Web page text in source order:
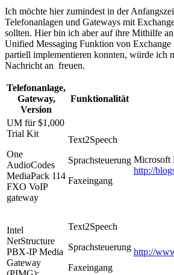
Ich möchte hier zumindest in der
Telefonanlagen und Gateways mit
sollten. Hier bin ich aber auf ihre Mithilfe
Unified Messaging Funktion von Exchange
partiell implementieren konnten, würde ich
Nachricht an freuen.
Telefonanlage,
Gateway,
Version
Funktionalität
UM für $1,000
Trial Kit
One
AudioCodes
MediaPack 114
FXO VoIP
gateway
Text2Speech
Sprachsteuerung
Faxeingang
Microsoft
http://
Intel
NetStructure
PBX-IP Media
Gateway
Text2Speech
Sprachsteuerung
Faxeingang
http://